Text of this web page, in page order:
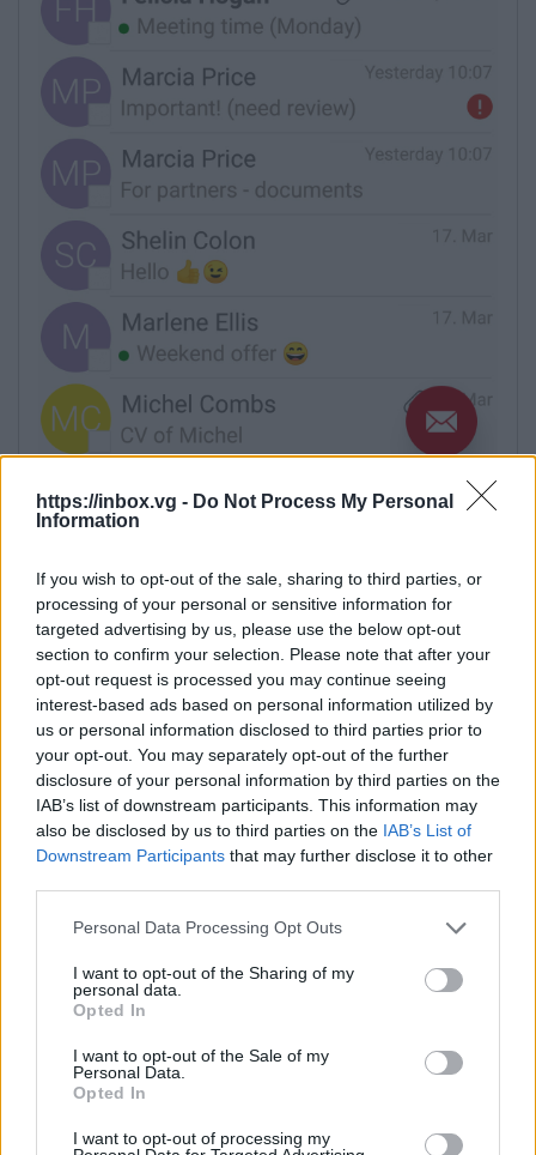
https://inbox.vg - Do Not Process My Personal
Information
If you wish to opt-out of the sale, sharing to third parties, or
processing of your personal or sensitive information for
targeted advertising by us, please use the below opt-out
section to confirm your selection. Please note that after your
opt-out request is processed you may continue seeing
interest-based ads based on personal information utilized by
us or personal information disclosed to third parties prior to
your opt-out. You may separately opt-out of the further
disclosure of your personal information by third parties on the
IAB’s list of downstream participants. This information may
also be disclosed by us to third parties on the IAB’s List of
Downstream Participants that may further disclose it to other
Personal Data Processing Opt Outs
I want to opt-out of the Sharing of my
personal data.
Opted In
I want to opt-out of the Sale of my
Personal Data.
Opted In
I want to opt-out of processing my